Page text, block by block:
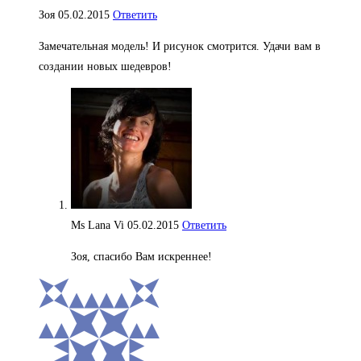
Зоя 05.02.2015 Ответить
Замечательная модель! И рисунок смотрится. Удачи вам в
создании новых шедевров!
Ms Lana Vi 05.02.2015 Ответить
Зоя, спасибо Вам искреннее!